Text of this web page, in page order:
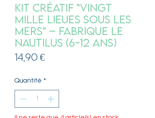
Kit Créatif "Vingt
Mille Lieues sous les
mers" – Fabrique le
Nautilus (6-12 ans)
14,90 €Prix
Quantité *